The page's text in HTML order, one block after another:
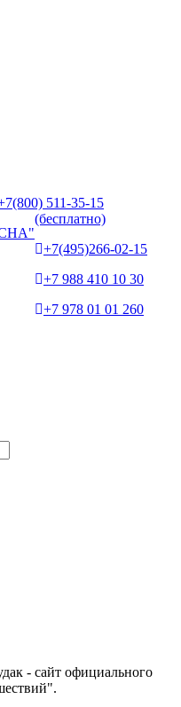
511-35-15
(бесплатно)
+7(495)266-02-15
+7 988 410 10 30
+7 978 01 01 260
- сайт официального